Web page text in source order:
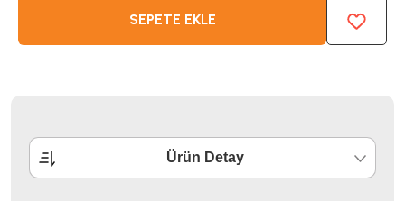
SEPETE EKLE
Ürün Detay